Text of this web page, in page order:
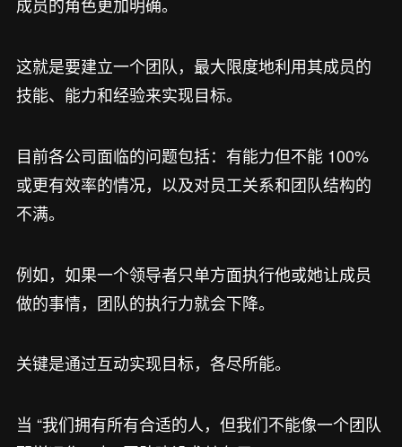
这就是要建立一个团队，最大限度地利用其成员的
技能、能力和经验来实现目标。
目前各公司面临的问题包括：有能力但不能 100%
或更有效率的情况，以及对员工关系和团队结构的
不满。
例如，如果一个领导者只单方面执行他或她让成员
做的事情，团队的执行力就会下降。
关键是通过互动实现目标，各尽所能。
当 “我们拥有所有合适的人，但我们不能像一个团队